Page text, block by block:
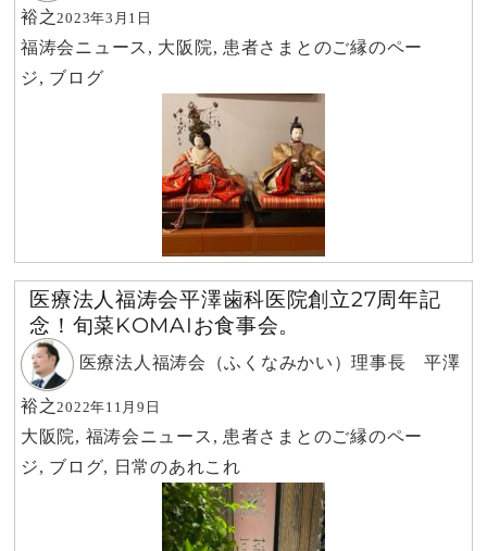
裕之2023年3月1日
福涛会ニュース , 大阪院, 患者さまとのご縁のペー
ジ, ブログ
医療法人福涛会平澤歯科医院創立27周年記
念！旬菜KOMAIお食事会。
医療法人福涛会（ふくなみかい）理事長 平澤
裕之2022年11月9日
大阪院, 福涛会ニュース , 患者さまとのご縁のペー
ジ, ブログ, 日常のあれこれ